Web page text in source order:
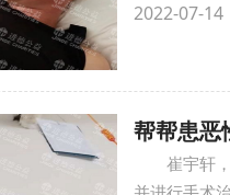
2022-07-14
帮帮患恶
崔宇轩